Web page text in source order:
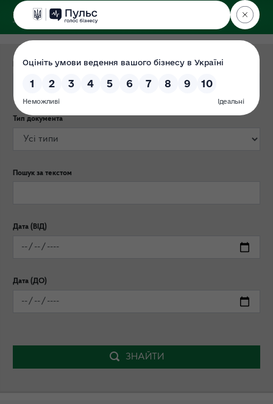
ДЕРЖЕКОІНСПЕКЦІЯ
Центрального округу
Категорія публікації
Тип документа
Пошук за текстом
Дата (ВІД)
Дата (ДО)
ЗНАЙТИ